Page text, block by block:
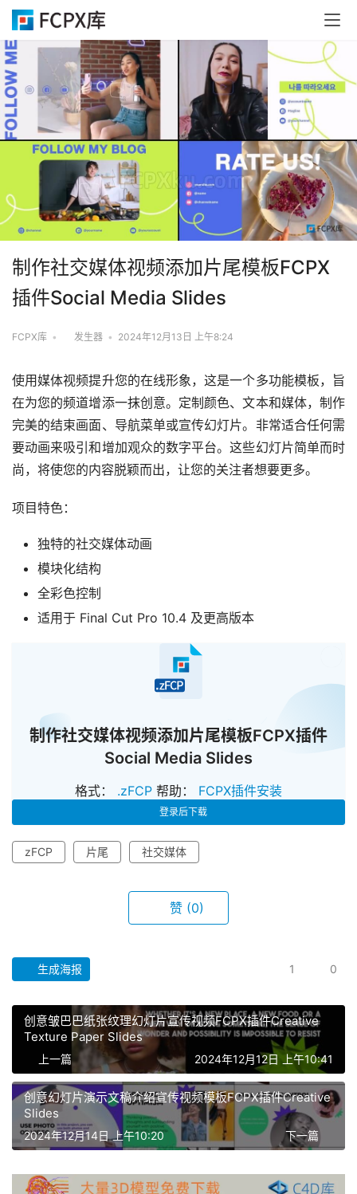
首
页
X
插
件
制作社交媒体视频添加片尾模板FCPX
插件Social Media Slides
FCPX库 • 发生器 • 2024年12月13日 上午8:24
使用媒体视频提升您的在线形象，这是一个多功能模板，旨
在为您的频道增添一抹创意。定制颜色、文本和媒体，制作
完美的结束画面、导航菜单或宣传幻灯片。非常适合任何需
要动画来吸引和增加观众的数字平台。这些幻灯片简单而时
尚，将使您的内容脱颖而出，让您的关注者想要更多。
项目特色：
独特的社交媒体动画
模块化结构
全彩色控制
适用于 Final Cut Pro 10.4 及更高版本
制作社交媒体视频添加片尾模板FCPX插件
Social Media Slides
格式： .zFCP 帮助： FCPX插件安装
登录后下载
zFCP 片尾 社交媒体
赞 (0)
生成海报 1 0
创意皱巴巴纸张纹理幻灯片宣传视频FCPX插件Creative
Texture Paper Slides
上一篇 2024年12月12日 上午10:41
创意幻灯片演示文稿介绍宣传视频模板FCPX插件Creative
Slides
下一篇
2024年12月14日 上午10:20